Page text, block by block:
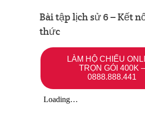
Bài tập lịch sử 6 – Kết
thức
LÀM HỘ CHIẾU
TRỌN GÓI 400K –
0888.888.441